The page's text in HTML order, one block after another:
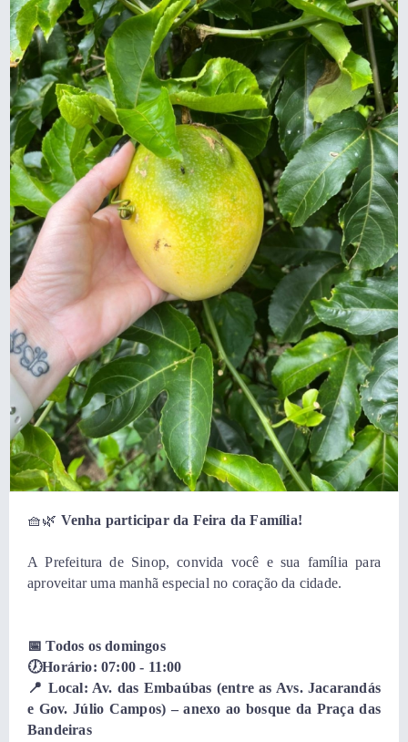
🧺🌿 Venha participar da Feira da Família!
A Prefeitura de Sinop, convida você e sua família para
aproveitar uma manhã especial no coração da cidade.
📅 Todos os domingos
🕖Horário: 07:00 - 11:00
📍 Local: Av. das Embaúbas (entre as Avs. Jacarandás
e Gov. Júlio Campos) – anexo ao bosque da Praça das
Bandeiras